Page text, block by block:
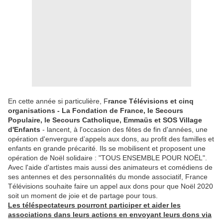
En cette année si particulière, France Télévisions et cinq
organisations - La Fondation de France, le Secours
Populaire, le Secours Catholique, Emmaüs et SOS Village
d'Enfants - lancent, à l'occasion des fêtes de fin d'années, une
opération d'envergure d’appels aux dons, au profit des familles et
enfants en grande précarité. Ils se mobilisent et proposent une
opération de Noël solidaire : "TOUS ENSEMBLE POUR NOËL".
Avec l'aide d'artistes mais aussi des animateurs et comédiens de
ses antennes et des personnalités du monde associatif, France
Télévisions souhaite faire un appel aux dons pour que Noël 2020
soit un moment de joie et de partage pour tous.
Les téléspectateurs pourront participer et aider les
associations dans leurs actions en envoyant leurs dons via